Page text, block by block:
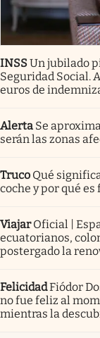
INSSUn jubilado
Seguridad Social.
euros de
Alerta Se
serán las zonas
Truco Qué
coche y por qué
Viajar Oficial |
ecuatorianos,
postergado la
FelicidadFiódor
no fue feliz al
mientras la